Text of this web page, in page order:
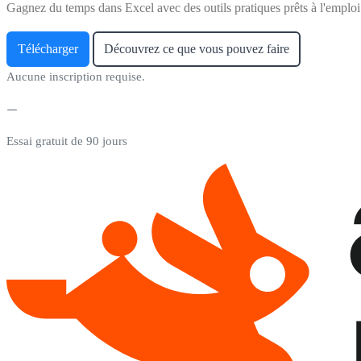
Gagnez du temps dans Excel avec des outils pratiques prêts à
Télécharger Découvrez ce que vous pouvez faire
Aucune inscription requise.
Essai gratuit de 90 jours